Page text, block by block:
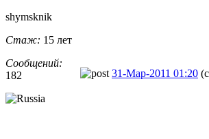
shymsknik
Стаж: 15 лет
Сообщений:
182
31-Мар-2011 01:20